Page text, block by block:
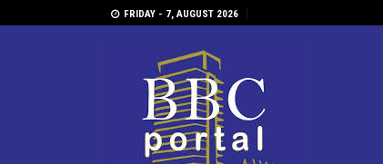
FRIDAY - 7, AUGUST 2026